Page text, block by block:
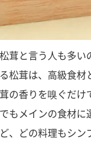
茸と言う人も多い
松茸は、高級食
香りを嗅ぐだけ
もメインの食材
、どの料理もシ